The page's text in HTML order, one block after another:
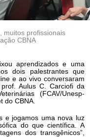
muitos profissionais
CBNA
aprendizados e uma
dois palestrantes que
e ao vivo conversaram
Aulus C. Carciofi da
(FCAV/Unesp-
do CBNA.
e jogamos uma nova luz
do que científica. A
dos transgênicos”,